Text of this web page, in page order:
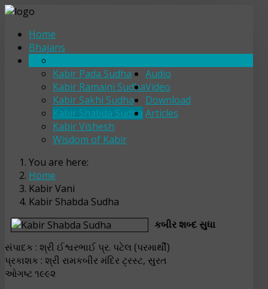
Home
Bhajans
Kabir Pada Sudha
Kabir Ramaini Sudha
Kabir Sakhi Sudha
Kabir Shabda Sudha
Kabir Vishesh
Wisdom of Kabir
Audio
Video
Download
Articles
You are here:
Home
Kabir Vani
Kabir Shabda Sudha
કબીર શબ્દ સુધા
સંપાદક : શ્રી ઈશ્વરભાઈ પ્ર. પટેલ (પરમાર્થી)
પ્રકાશક : શ્રી રામકબીર મંદિર ટ્રસ્ટ, સુરત
ઓગષ્ટ ૧૯૯૨